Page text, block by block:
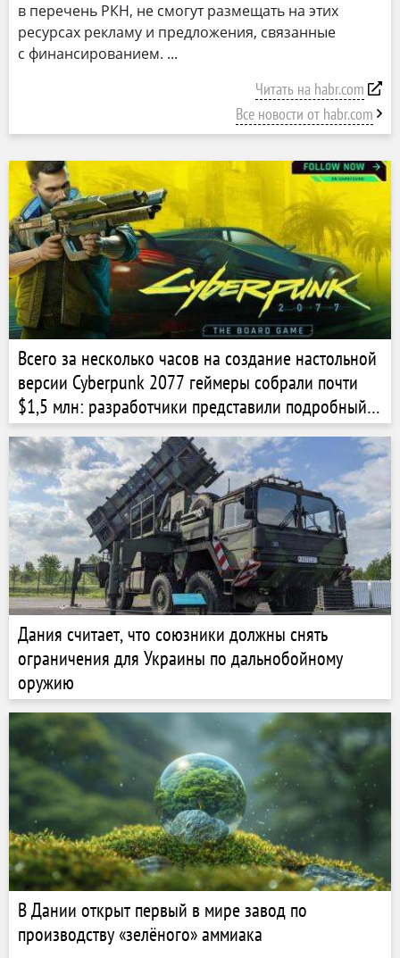
в перечень РКН, не смогут размещать на этих
ресурсах рекламу и предложения, связанные
с финансированием.
Читать на habr.com
Все новости от habr.com
Всего за несколько часов на создание настольной
версии Cyberpunk 2077 геймеры собрали почти
$1,5 млн: разработчики представили подробный
трейлер игры
Дания считает, что союзники должны снять
ограничения для Украины по дальнобойному
оружию
В Дании открыт первый в мире завод по
производству «зелёного» аммиака